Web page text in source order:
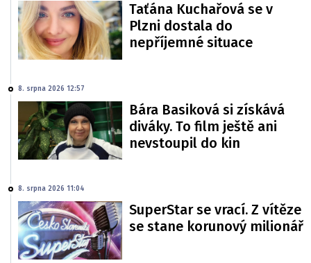
Taťána Kuchařová se v
Plzni dostala do
nepříjemné situace
8. srpna 2026 12:57
Bára Basiková si získává
diváky. To film ještě ani
nevstoupil do kin
8. srpna 2026 11:04
SuperStar se vrací. Z vítěze
se stane korunový milionář